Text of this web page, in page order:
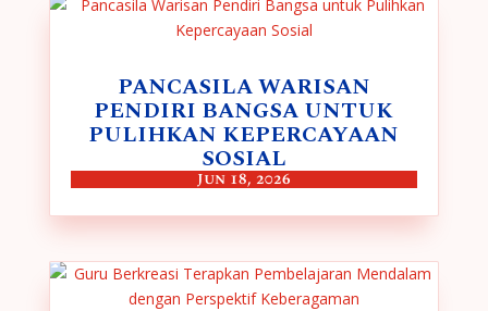
PANCASILA WARISAN
PENDIRI BANGSA UNTUK
PULIHKAN KEPERCAYAAN
SOSIAL
Jun 18, 2026